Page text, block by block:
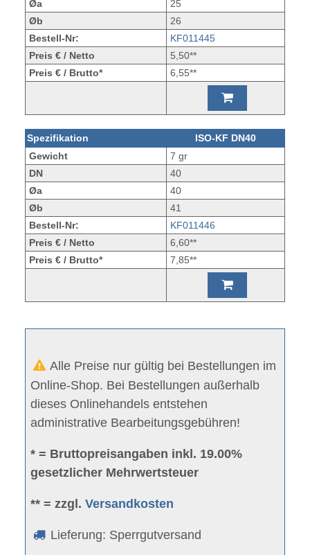
Øa
25
Øb
26
Bestell-Nr:
KF011445
Preis € / Netto
5,50**
Preis € / Brutto*
6,55**
Spezifikation
ISO-KF DN40
Gewicht
7 gr
DN
40
Øa
40
Øb
41
Bestell-Nr:
KF011446
Preis € / Netto
6,60**
Preis € / Brutto*
7,85**
Alle Preise nur gültig bei Bestellungen im
Online-Shop. Bei Bestellungen außerhalb
dieses Onlinehandels entstehen
administrative Bearbeitungsgebühren!
* = Bruttopreisangaben inkl. 19.00%
gesetzlicher Mehrwertsteuer
** = zzgl.Versandkosten
Lieferung: Sperrgutversand